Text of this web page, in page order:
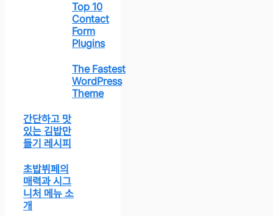
Top 10
Contact
Form
Plugins
The Fastest
WordPress
Theme
간단하고 맛
있는 김밥만
들기 레시피
초밥뷔페의
매력과 시그
니처 메뉴 소
개